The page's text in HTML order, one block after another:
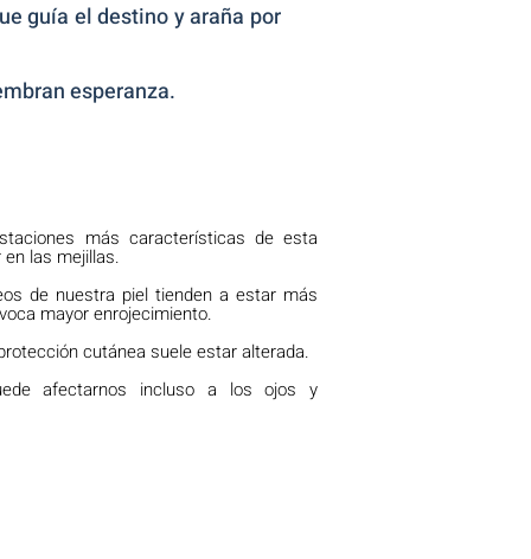
guía el destino y araña por
esperanza.
más características de esta
las mejillas.
de nuestra piel tienden a estar más
mayor enrojecimiento.
cutánea suele estar alterada.
afectarnos incluso a los ojos y